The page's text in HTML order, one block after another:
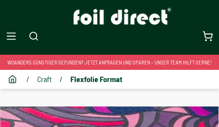
WOANDERS GÜNSTIGER GEFUNDEN? JETZT ANFRAGEN UND SPAREN – UNSER TEAM HILFT GERNE!
/ Craft / Flexfolie Format